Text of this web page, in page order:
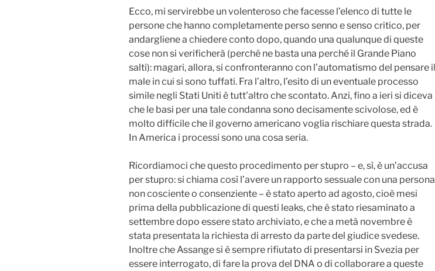
Ecco, mi servirebbe un volenteroso che facesse l’elenco di tutte le
persone che hanno completamente perso senno e senso critico, per
andargliene a chiedere conto dopo, quando una qualunque di queste
cose non si verificherà (perché ne basta una perché il Grande Piano
salti): magari, allora, si confronteranno con l’automatismo del pensare il
male in cui si sono tuffati. Fra l’altro, l’esito di un eventuale processo
simile negli Stati Uniti è tutt’altro che scontato. Anzi, fino a ieri si diceva
che le basi per una tale condanna sono decisamente scivolose, ed è
molto difficile che il governo americano voglia rischiare questa strada.
In America i processi sono una cosa seria.
Ricordiamoci che questo procedimento per stupro – e, sì, è un’accusa
per stupro: si chiama così l’avere un rapporto sessuale con una persona
non cosciente o consenziente – è stato aperto ad agosto, cioè mesi
prima della pubblicazione di questi leaks, che è stato riesaminato a
settembre dopo essere stato archiviato, e che a metà novembre è
stata presentata la richiesta di arresto da parte del giudice svedese.
Inoltre che Assange si è sempre rifiutato di presentarsi in Svezia per
essere interrogato, di fare la prova del DNA o di collaborare a queste